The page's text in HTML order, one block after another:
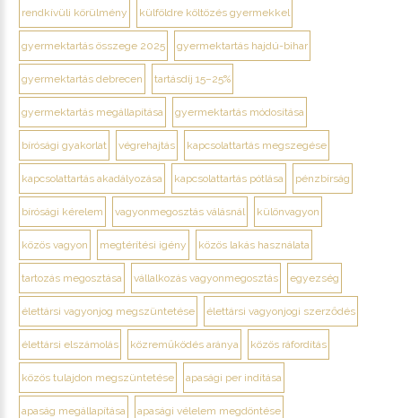
rendkívüli körülmény külföldre költözés gyermekkel
gyermektartás összege 2025 gyermektartás hajdú-bihar
gyermektartás debrecen tartásdíj 15–25%
gyermektartás megállapítása gyermektartás módosítása
bírósági gyakorlat végrehajtás kapcsolattartás megszegése
kapcsolattartás akadályozása kapcsolattartás pótlása pénzbírság
bírósági kérelem vagyonmegosztás válásnál különvagyon
közös vagyon megtérítési igény közös lakás használata
tartozás megosztása vállalkozás vagyonmegosztás egyezség
élettársi vagyonjog megszüntetése élettársi vagyonjogi szerződés
élettársi elszámolás közreműködés aránya közös ráfordítás
közös tulajdon megszüntetése apasági per indítása
apaság megállapítása apasági vélelem megdöntése